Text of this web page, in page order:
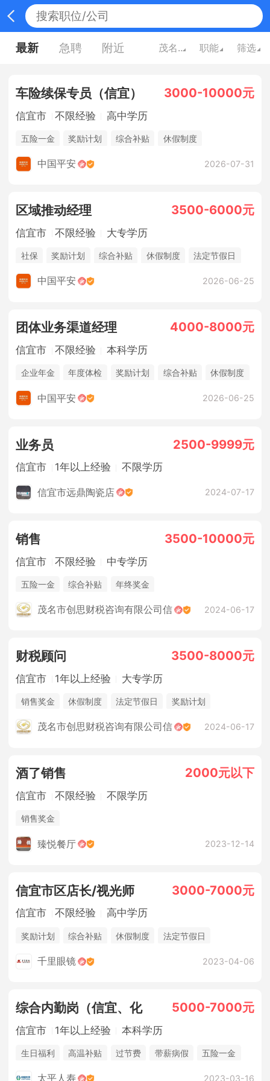
最新 急聘 附近 茂名广东 职能 筛选
车险续保专员（信宜） 3000-10000元
信宜市 不限经验 高中学历
五险一金 奖励计划 综合补贴
休假制度
法定节假日
中国平安 2026-07-31
区域推动经理 3500-6000元
信宜市 不限经验 大专学历
社保 奖励计划 综合补贴 休假制度
法定节假日
年终奖金
中国平安 2026-06-25
团体业务渠道经理 4000-8000元
信宜市 不限经验 本科学历
企业年金 年度体检 奖励计划 综合补贴
休假制度
法定节假日
中国平安 2026-06-25
业务员 2500-9999元
信宜市 1年以上经验 不限学历
信宜市远鼎陶瓷店 2024-07-17
销售 3500-10000元
信宜市 不限经验 中专学历
五险一金 综合补贴 年终奖金
茂名市创思财税咨询有限公司信 2024-06-17
财税顾问 3500-8000元
信宜市 1年以上经验 大专学历
销售奖金 休假制度 法定节假日 奖励计划
茂名市创思财税咨询有限公司信 2024-06-17
酒了销售 2000元以下
信宜市 不限经验 不限学历
销售奖金
臻悦餐厅 2023-12-14
信宜市区店长/视光师 3000-7000元
信宜市 不限经验 高中学历
奖励计划 综合补贴 休假制度
法定节假日
千里眼镜 2023-04-06
综合内勤岗（信宜、化 5000-7000元
信宜市 1年以上经验 本科学历
生日福利 高温补贴 过节费 带薪病假
五险一金
太平人寿 2023-03-16